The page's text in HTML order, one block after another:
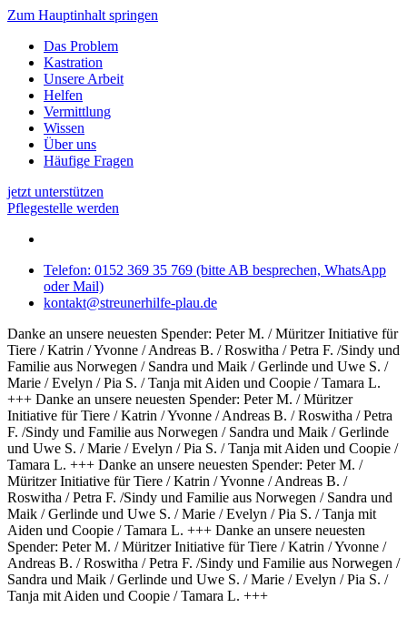
Zum Hauptinhalt springen
Das Problem
Kastration
Unsere Arbeit
Helfen
Vermittlung
Wissen
Über uns
Häufige Fragen
jetzt unterstützen
Pflegestelle werden
Telefon: 0152 369 35 769 (bitte AB besprechen, WhatsApp
oder Mail)
kontakt@streunerhilfe-plau.de
Danke an unsere neuesten Spender: Peter M. / Müritzer Initiative für
Tiere / Katrin / Yvonne / Andreas B. / Roswitha / Petra F. /Sindy und
Familie aus Norwegen / Sandra und Maik / Gerlinde und Uwe S. /
Marie / Evelyn / Pia S. / Tanja mit Aiden und Coopie / Tamara L.
+++ Danke an unsere neuesten Spender: Peter M. / Müritzer
Initiative für Tiere / Katrin / Yvonne / Andreas B. / Roswitha / Petra
F. /Sindy und Familie aus Norwegen / Sandra und Maik / Gerlinde
und Uwe S. / Marie / Evelyn / Pia S. / Tanja mit Aiden und Coopie /
Tamara L. +++ Danke an unsere neuesten Spender: Peter M. /
Müritzer Initiative für Tiere / Katrin / Yvonne / Andreas B. /
Roswitha / Petra F. /Sindy und Familie aus Norwegen / Sandra und
Maik / Gerlinde und Uwe S. / Marie / Evelyn / Pia S. / Tanja mit
Aiden und Coopie / Tamara L. +++ Danke an unsere neuesten
Spender: Peter M. / Müritzer Initiative für Tiere / Katrin / Yvonne /
Andreas B. / Roswitha / Petra F. /Sindy und Familie aus Norwegen /
Sandra und Maik / Gerlinde und Uwe S. / Marie / Evelyn / Pia S. /
Tanja mit Aiden und Coopie / Tamara L. +++